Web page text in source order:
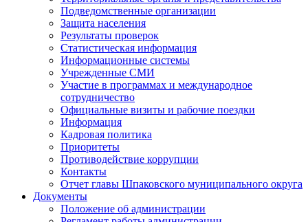
Подведомственные организации
Защита населения
Результаты проверок
Статистическая информация
Информационные системы
Учрежденные СМИ
Участие в программах и международное
сотрудничество
Официальные визиты и рабочие поездки
Информация
Кадровая политика
Приоритеты
Противодействие коррупции
Контакты
Отчет главы Шпаковского муниципального округа
Документы
Положение об администрации